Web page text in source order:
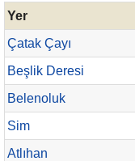
Yer
Çatak Çayı
Beşlik Deresi
Belenoluk
Sim
Atlıhan